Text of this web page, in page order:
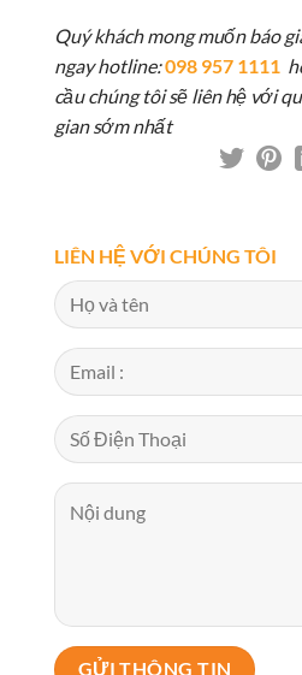
Quý khách mong muốn báo
ngay hotline:098 957 1111
cầu chúng tôi sẽ liên hệ với
gian sớm nhất
LIÊN HỆ VỚI CHÚNG TÔI